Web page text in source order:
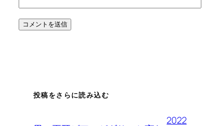
投稿をさらに読み込む
2022